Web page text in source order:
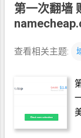
第一次翻墙
查看相关主题: